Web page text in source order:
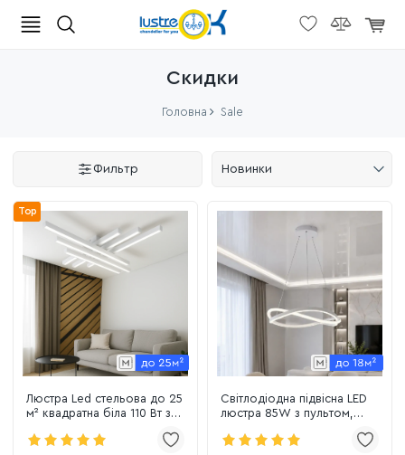
Скидки
Головна Sale
Фильтр Новинки
Top
Люстра Led стельова до 25
м² квадратна біла 110 Вт з
Світлодіодна підвісна LED
люстра 85W з пультом,
висоти (2463/60WH)